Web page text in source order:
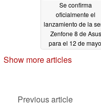
Se confirma
oficialmente el
lanzamiento de la
Zenfone 8 de Asus
para el 12 de
Zenfone 8 Mini
Show more articles
Previous article